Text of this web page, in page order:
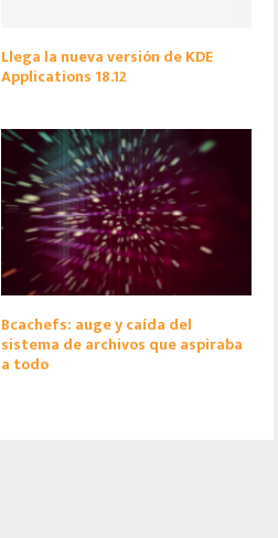
Llega la nueva versión de KDE
Applications 18.12
Bcachefs: auge y caída del
sistema de archivos que aspiraba
a todo